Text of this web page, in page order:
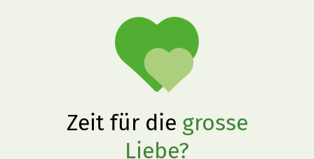
Zeit für die grosse
Liebe?